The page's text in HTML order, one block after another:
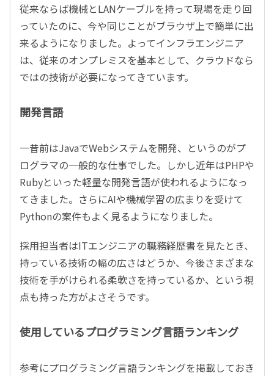
従来ならば機械とLANケーブルを持って現場を走り回
っていたのに、今や同じことがブラウザ上で簡単に出
来るようになりました。よってインフラエンジニア
は、従来のオンプレミスを基本として、クラウドなら
ではの技術が必要になってきています。
開発言語
一昔前はJavaでWebシステムを開発、というのがプ
ログラマの一般的な仕事でした。しかし近年はPHPや
Rubyといった軽量な開発言語が使われるようになっ
てきました。さらにAIや機械学習の広まりを受けて
Pythonの案件もよく見るようになりました。
採用担当者はITエンジニアの職務経歴書を見たとき、
持っている技術の幅の広さはどうか、今後さまざまな
技術を手がけられる柔軟さを持っているか、という視
点も持った方がよさそうです。
使用しているプログラミング言語ランキング
参考にプログラミング言語ランキングを掲載しておき